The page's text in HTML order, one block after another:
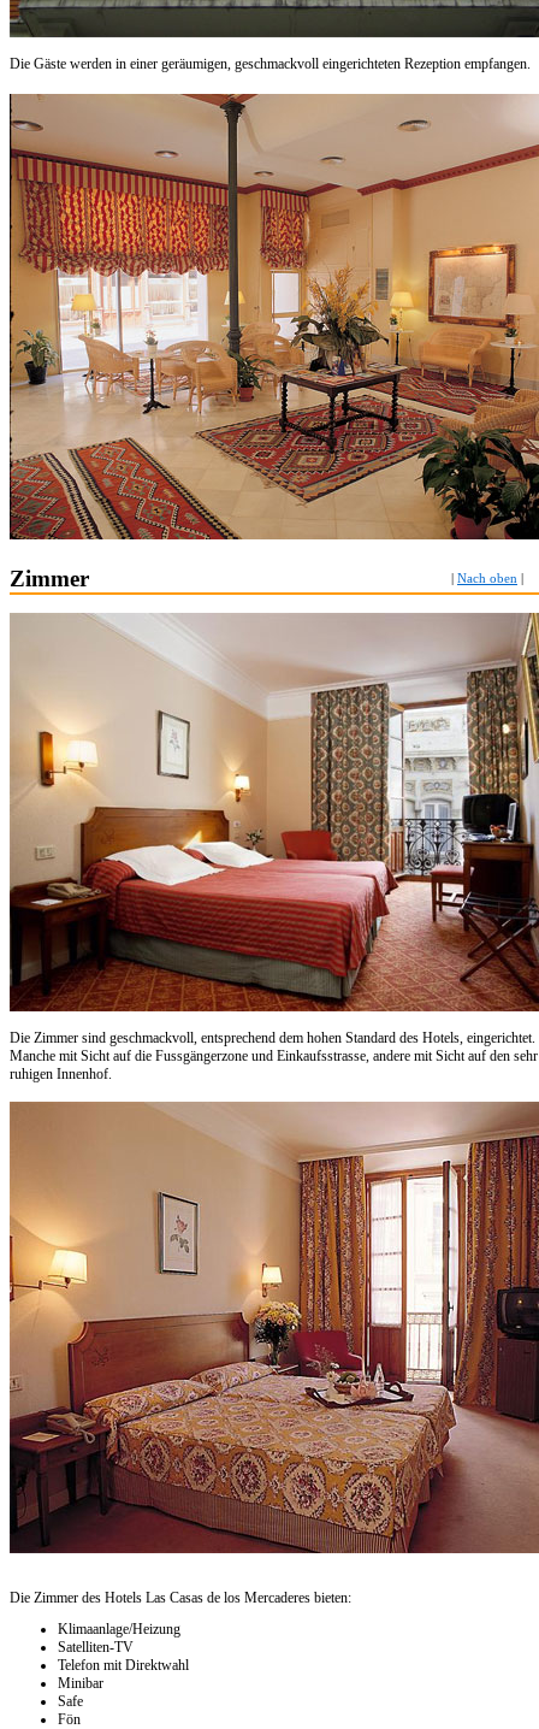
Die Gäste werden in einer geräumigen, geschmackvoll eingerichteten Rezeption empfangen.
Zimmer Nach oben
Die Zimmer sind geschmackvoll, entsprechend dem hohen Standard des Hotels, eingerichtet.
Manche mit Sicht auf die Fussgängerzone und Einkaufsstrasse, andere mit Sicht auf den sehr
ruhigen Innenhof.
Die Zimmer des Hotels Las Casas de los Mercaderes bieten:
Klimaanlage/Heizung
Satelliten-TV
Telefon mit Direktwahl
Minibar
Safe
Fön